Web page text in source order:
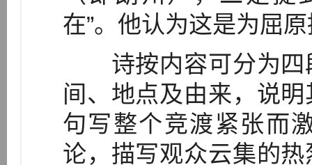
在”。他认为这是为屈
诗按内容可分为四
间、地点及由来，说
句写整个竞渡紧张而
论，描写观众云集的